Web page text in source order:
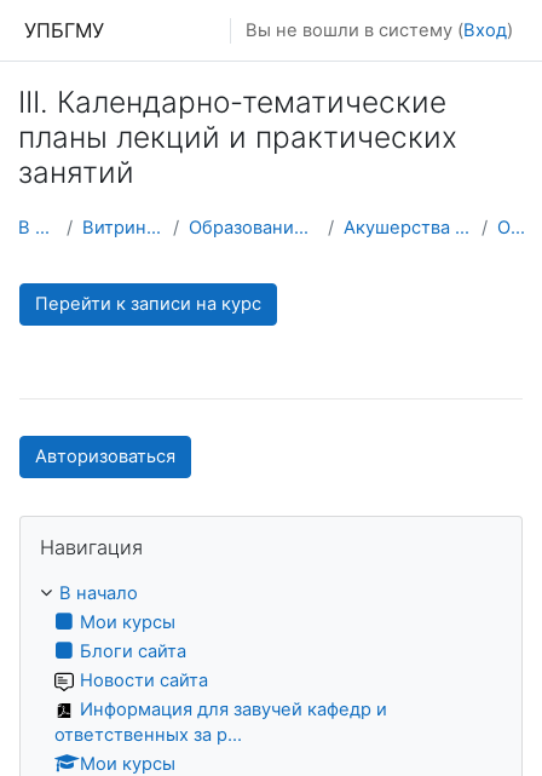
УПБГМУ Вы не вошли в систему (Вход)
III. Календарно-тематические
планы лекций и практических
занятий
В начало Витрина курсов 3KL Образование 2025-2026 уч.год Акушерства и гинекологии №1 О курсе
Перейти к записи на курс
Авторизоваться
Навигация
В начало
Мои курсы
Блоги сайта
Новости сайта
Информация для завучей кафедр и
ответственных за р...
Мои курсы